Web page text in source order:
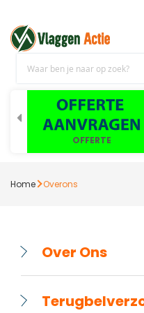
OFFERTE
Home Overons
∟ Over Ons
print/drukwerk
∟